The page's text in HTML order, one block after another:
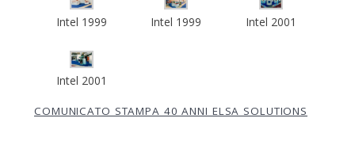
Intel 1999 Intel 1999 Intel 2001
Intel 2001
COMUNICATO STAMPA 40 ANNI ELSA SOLUTIONS